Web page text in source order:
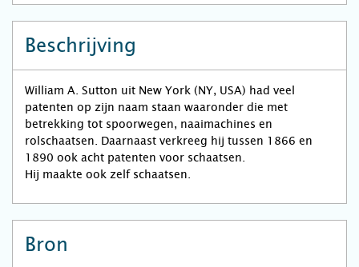
Beschrijving
William A. Sutton uit New York (NY, USA) had veel
patenten op zijn naam staan waaronder die met
betrekking tot spoorwegen, naaimachines en
rolschaatsen. Daarnaast verkreeg hij tussen 1866 en
1890 ook acht patenten voor schaatsen.
Hij maakte ook zelf schaatsen.
Bron